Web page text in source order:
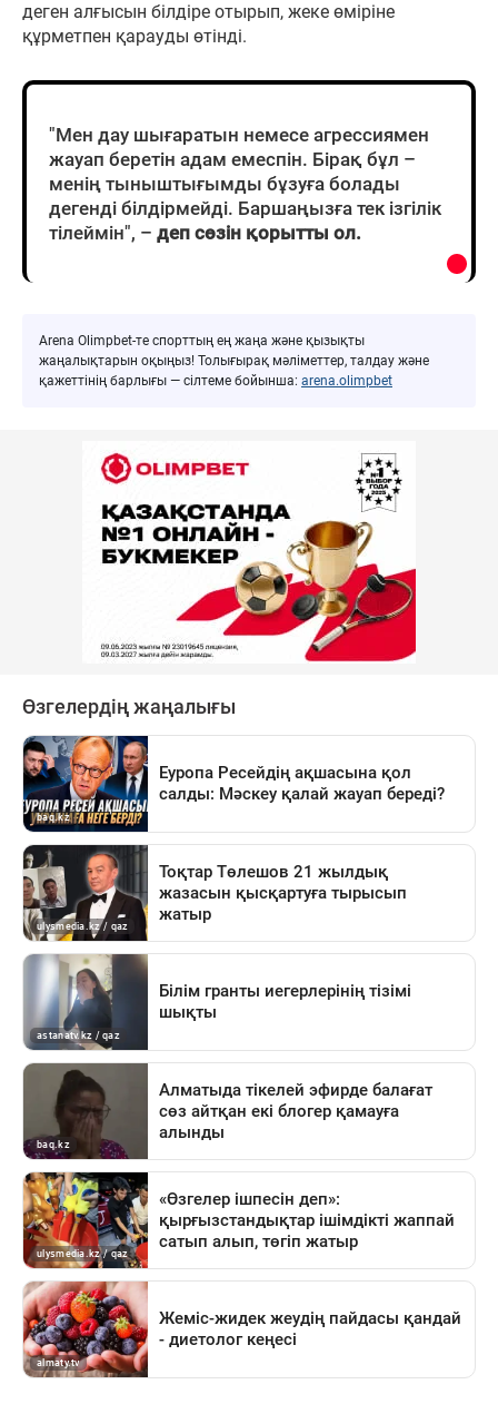
деген алғысын білдіре отырып, жеке өміріне
құрметпен қарауды өтінді.
"Мен дау шығаратын немесе агрессиямен
жауап беретін адам емеспін. Бірақ бұл –
менің тыныштығымды бұзуға болады
дегенді білдірмейді. Баршаңызға тек ізгілік
тілеймін", – деп сөзін қорытты ол.
Arena Olimpbet-те спорттың ең жаңа және қызықты
жаңалықтарын оқыңыз! Толығырақ мәліметтер, талдау және
қажеттінің барлығы — сілтеме бойынша: arena.olimpbet